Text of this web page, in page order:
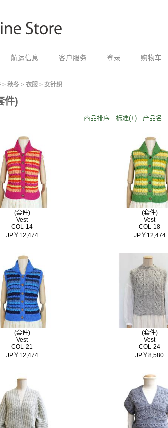
航运信息 客户服务 登录 购物车
> 秋冬 > 衣服 > 女针织
件)
商品排序: 标准(+) 产品名
(套件)
Vest
COL-14
JP￥12,474
(套件)
Vest
COL-18
JP￥12,474
(套件)
Vest
COL-21
JP￥12,474
(套件)
Vest
COL-24
JP￥8,580